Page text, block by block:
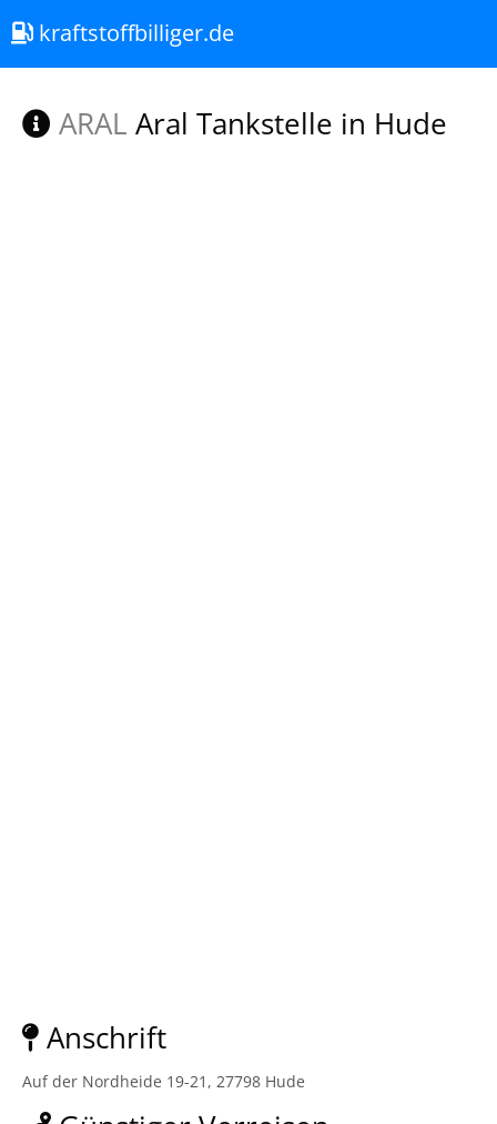
kraftstoffbilliger.de
ARAL Aral Tankstelle in Hude
Anschrift
Auf der Nordheide 19-21, 27798 Hude